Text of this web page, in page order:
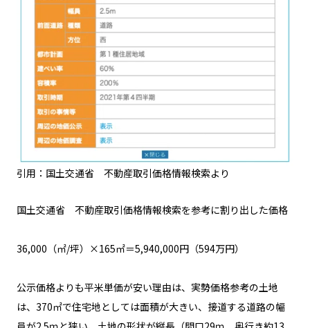
引用：国土交通省 不動産取引価格情報検索より
国土交通省 不動産取引価格情報検索を参考に割り出した価格
36,000（㎡/坪）×165㎡＝5,940,000円（594万円）
公示価格よりも平米単価が安い理由は、実勢価格参考の土地
は、370㎡で住宅地としては面積が大きい、接道する道路の幅